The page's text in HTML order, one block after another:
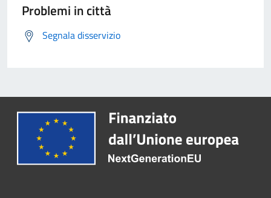
Problemi in città
Segnala disservizio